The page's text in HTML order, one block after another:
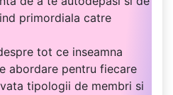
primordiala catre
tot ce inseamna
abordare pentru fiecare
tipologii de membri si